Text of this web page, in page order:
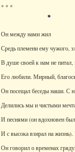
* * *
Он между нами жил
Средь племени ему чужого,
В душе своей к нам не
Его любили. Мирный,
Он посещал беседы наши. С
Делились мы и чистыми
И песнями (он вдохновен
И с высока взирал на жизнь).
Он говорил о временах